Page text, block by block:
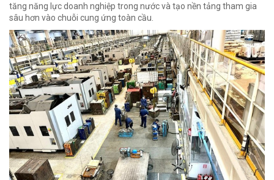
tăng năng lực doanh nghiệp trong nước và tạo nền tảng tham gia
sâu hơn vào chuỗi cung ứng toàn cầu.